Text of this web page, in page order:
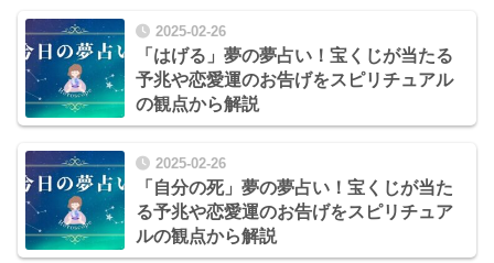
2025-02-26
「はげる」夢の夢占い！宝くじが当たる
予兆や恋愛運のお告げをスピリチュアル
の観点から解説
2025-02-26
「自分の死」夢の夢占い！宝くじが当た
る予兆や恋愛運のお告げをスピリチュア
ルの観点から解説